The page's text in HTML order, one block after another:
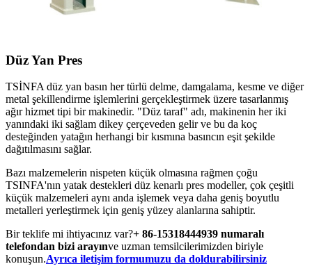
Düz Yan Pres
TSİNFAdüz yan basın her türlü delme, damgalama, kesme ve diğer
metal şekillendirme işlemlerini gerçekleştirmek üzere tasarlanmış
ağır hizmet tipi bir makinedir. "Düz taraf" adı, makinenin her iki
yanındaki iki sağlam dikey çerçeveden gelir ve bu da koç
desteğinden yatağın herhangi bir kısmına basıncın eşit şekilde
dağıtılmasını sağlar.
Bazı malzemelerin nispeten küçük olmasına rağmen çoğu
TSINFA'nın yatak destekleri düz kenarlı pres modeller, çok çeşitli
küçük malzemeleri aynı anda işlemek veya daha geniş boyutlu
metalleri yerleştirmek için geniş yüzey alanlarına sahiptir.
Bir teklife mi ihtiyacınız var?+ 86-15318444939 numaralı
telefondan bizi arayınve uzman temsilcilerimizden biriyle
konuşun.Ayrıca iletişim formumuzu da doldurabilirsiniz